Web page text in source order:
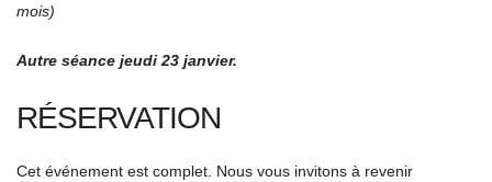
mois)
Autre séance jeudi 23 janvier.
RÉSERVATION
Cet événement est complet. Nous vous invitons à revenir